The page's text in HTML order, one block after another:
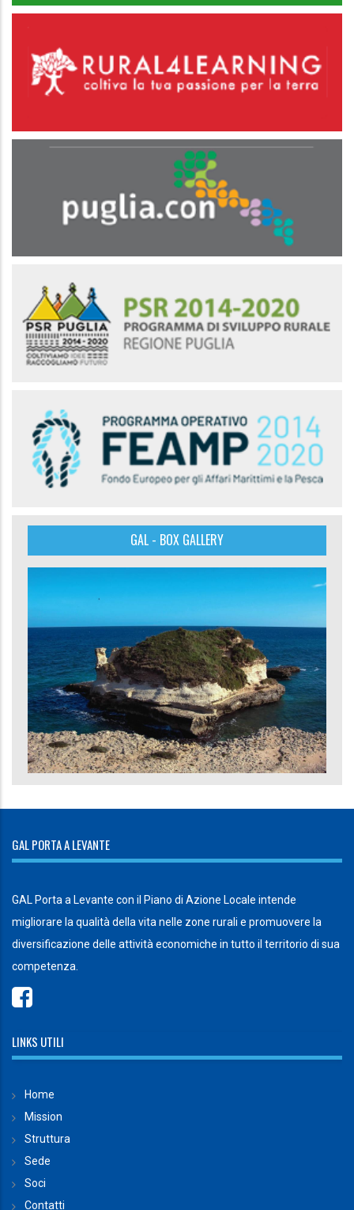
GAL - BOX GALLERY
GAL PORTA A LEVANTE
GAL Porta a Levante con il Piano di Azione Locale intende
migliorare la qualità della vita nelle zone rurali e promuovere la
diversificazione delle attività economiche in tutto il territorio di sua
competenza.
LINKS UTILI
Home
Mission
Struttura
Sede
Soci
Contatti